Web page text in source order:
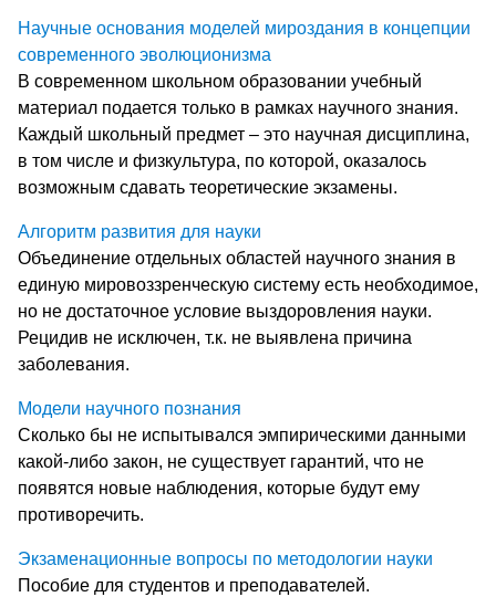
Научные основания моделей мироздания в концепции
современного эволюционизма
В современном школьном образовании учебный
материал подается только в рамках научного знания.
Каждый школьный предмет – это научная дисциплина,
в том числе и физкультура, по которой, оказалось
возможным сдавать теоретические экзамены.
Алгоритм развития для науки
Объединение отдельных областей научного знания в
единую мировоззренческую систему есть необходимое,
но не достаточное условие выздоровления науки.
Рецидив не исключен, т.к. не выявлена причина
заболевания.
Модели научного познания
Сколько бы не испытывался эмпирическими данными
какой-либо закон, не существует гарантий, что не
появятся новые наблюдения, которые будут ему
противоречить.
Экзаменационные вопросы по методологии науки
Пособие для студентов и преподавателей.